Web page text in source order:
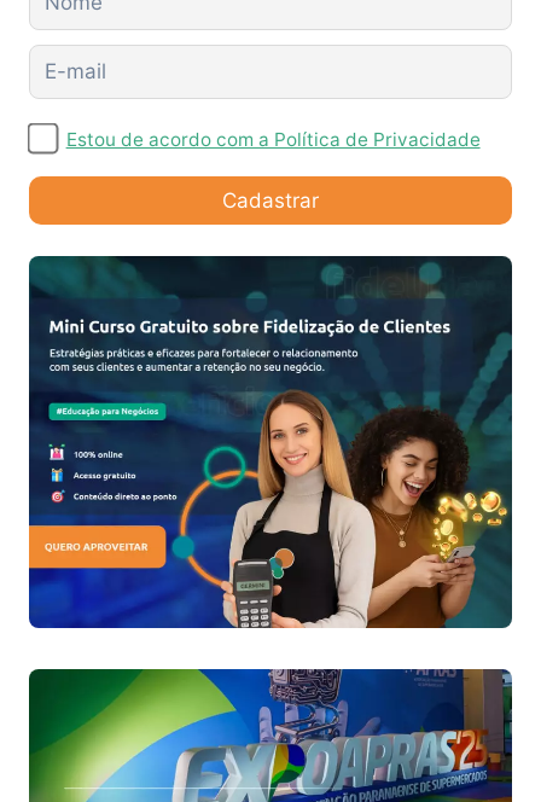
Estou de acordo com a Política de Privacidade